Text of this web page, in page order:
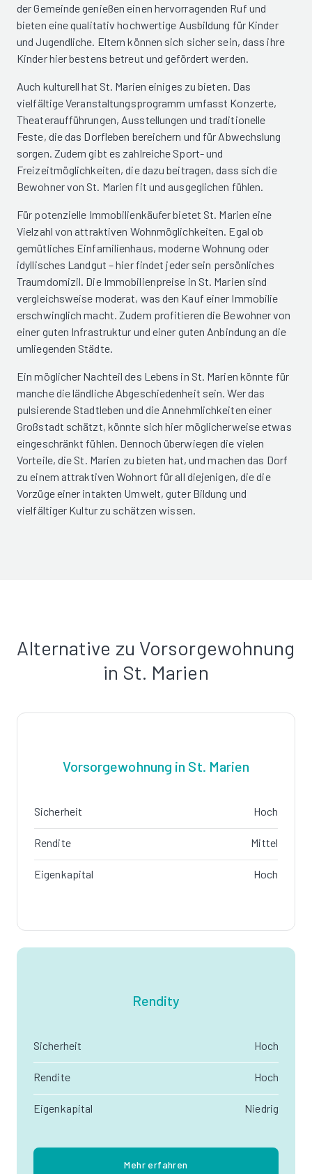
der Gemeinde genießen einen hervorragenden Ruf und
bieten eine qualitativ hochwertige Ausbildung für Kinder
und Jugendliche. Eltern können sich sicher sein, dass ihre
Kinder hier bestens betreut und gefördert werden.
Auch kulturell hat St. Marien einiges zu bieten. Das
vielfältige Veranstaltungsprogramm umfasst Konzerte,
Theateraufführungen, Ausstellungen und traditionelle
Feste, die das Dorfleben bereichern und für Abwechslung
sorgen. Zudem gibt es zahlreiche Sport- und
Freizeitmöglichkeiten, die dazu beitragen, dass sich die
Bewohner von St. Marien fit und ausgeglichen fühlen.
Für potenzielle Immobilienkäufer bietet St. Marien eine
Vielzahl von attraktiven Wohnmöglichkeiten. Egal ob
gemütliches Einfamilienhaus, moderne Wohnung oder
idyllisches Landgut – hier findet jeder sein persönliches
Traumdomizil. Die Immobilienpreise in St. Marien sind
vergleichsweise moderat, was den Kauf einer Immobilie
erschwinglich macht. Zudem profitieren die Bewohner von
einer guten Infrastruktur und einer guten Anbindung an die
umliegenden Städte.
Ein möglicher Nachteil des Lebens in St. Marien könnte für
manche die ländliche Abgeschiedenheit sein. Wer das
pulsierende Stadtleben und die Annehmlichkeiten einer
Großstadt schätzt, könnte sich hier möglicherweise etwas
eingeschränkt fühlen. Dennoch überwiegen die vielen
Vorteile, die St. Marien zu bieten hat, und machen das Dorf
zu einem attraktiven Wohnort für all diejenigen, die die
Vorzüge einer intakten Umwelt, guter Bildung und
vielfältiger Kultur zu schätzen wissen.
Alternative zu Vorsorgewohnung
in St. Marien
Vorsorgewohnung in St. Marien
Sicherheit Hoch
Rendite Mittel
Eigenkapital Hoch
Rendity
Sicherheit Hoch
Rendite Hoch
Eigenkapital Niedrig
Mehr erfahren